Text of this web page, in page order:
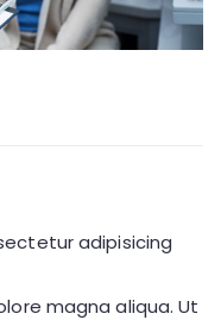
adipisicing
magna aliqua. Ut